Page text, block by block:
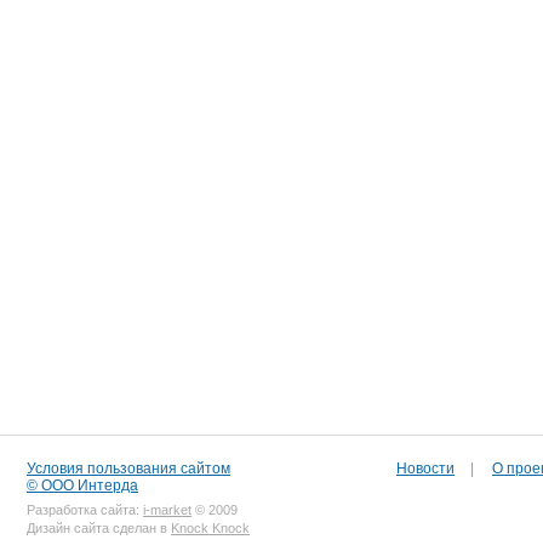
Условия пользования сайтом
© ООО Интерда
Разработка сайта: i-market © 2009
Дизайн сайта сделан в Knock Knock
Новости О